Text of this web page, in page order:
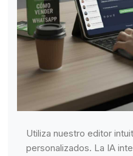
Utiliza nuestro editor
personalizados. La IA